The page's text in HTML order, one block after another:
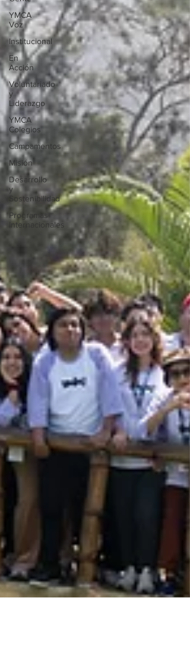
YMCA
Voz
Institucional
En
Acción
Voluntariado
y
Liderazgo
YMCA
Colegios
Campamentos
Misión
Desarrollo
y
Sostenibilidad
Programas
Internacionales